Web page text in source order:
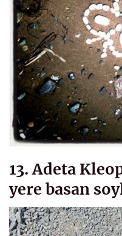
13. Adeta
yere basan